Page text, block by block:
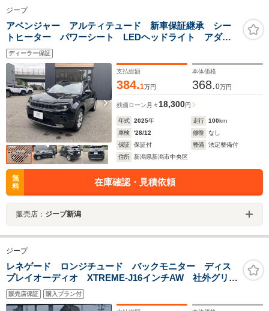
ジープ
アベンジャー アルティテュード 新車保証継承 シー
トヒーター パワーシート LEDヘッドライト アダク
ティブクルーズコントロール 純正ナビ バックカメラ
ディーラー保証
支払総額
384.1万円
本体価格
368.0万円
残価ローン 月々 18,300円
年式 2025年 走行 100km
車検
'28/12 修復
なし
保証
保証付 整備
法定整備付
住所
新潟県新潟市中央区
無
料
在庫確認・見積依頼
販売店： ジープ新潟
ジープ
レネゲード ロンジチュード バックモニター ディス
プレイオーディオ XTREME-J16インチAW 社外グリ
ル ルーフキャリア ブラインドスポットモニター ク
ルーズコントロール ETC スマートキー Bluetooth
販売店保証 購入プラン付